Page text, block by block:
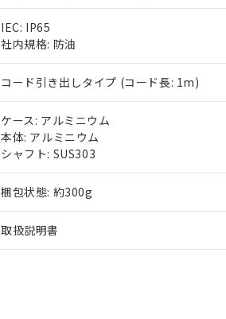
IEC: IP65
社内規格: 防油
コード引き出しタイプ (コード長: 1m)
ケース: アルミニウム
本体: アルミニウム
シャフト: SUS303
梱包状態: 約300g
取扱説明書